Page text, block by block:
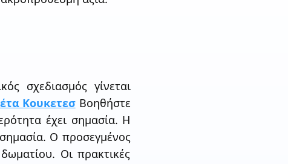
σχεδιασμός γίνεται
ΚουκετεσΒοηθήστε
έχει σημασία. Η
Ο προσεγμένος
Οι πρακτικές